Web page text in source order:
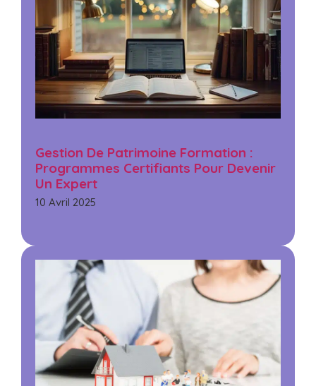
Gestion De Patrimoine Formation :
Programmes Certifiants Pour Devenir
Un Expert
10 Avril 2025